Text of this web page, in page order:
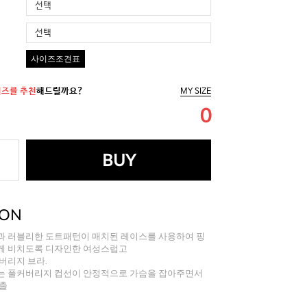
선택
선택
사이즈조견표
를 추천해드릴까요? MY SIZE
0
BUY
러블리한 도트패턴이 매치된 레이스를 사용하여 핑
비치도록 디자인한 여성스럽고
리지 브라.
풀커버리지 컵선이 안정적으로 가슴을 잡아주면서